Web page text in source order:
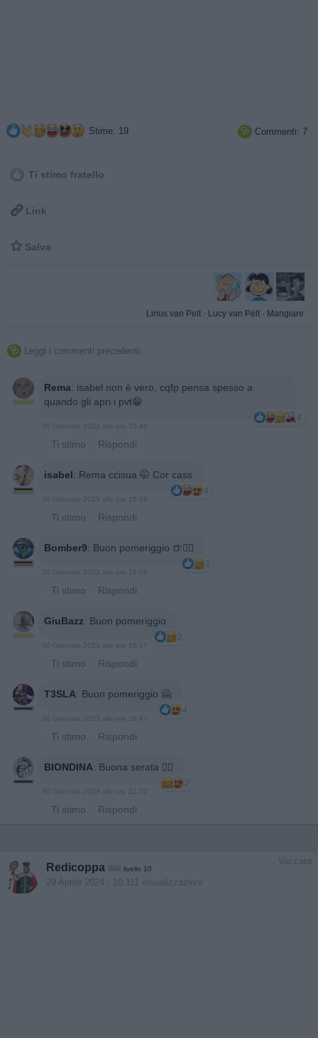
Stime: 19  Commenti: 7
Ti stimo fratello
 Link
 Salva
Linus van Pelt · Lucy van Pelt · Mangiare
 Leggi i commenti precedenti...
Rema: isabel non è vero, cqfp pensa spesso a
quando gli apri i pvt😁
4
30 Gennaio 2023 alle ore 15:48
· Ti stimo · Rispondi
isabel: Rema ccisua 🤭 Cor cass
4
30 Gennaio 2023 alle ore 15:50
· Ti stimo · Rispondi
Bomber9: Buon pomeriggio 🍺🙋‍♂️
2
30 Gennaio 2023 alle ore 16:05
· Ti stimo · Rispondi
GiuBazz: Buon pomeriggio
2
30 Gennaio 2023 alle ore 16:17
· Ti stimo · Rispondi
T3SLA: Buon pomeriggio 🤗
4
30 Gennaio 2023 alle ore 16:47
· Ti stimo · Rispondi
BIONDINA: Buona serata 🙋‍♀️
2
30 Gennaio 2023 alle ore 21:32
· Ti stimo · Rispondi
Vaccata
Redicoppa livello 10
29 Aprile 2024 - 10.111 visualizzazioni